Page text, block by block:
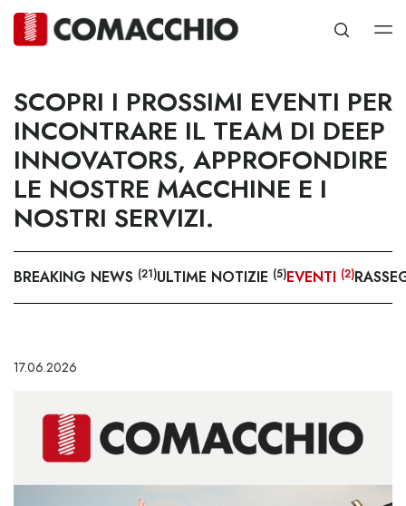
NEWS EVENTI
SCOPRI I PROSSIMI EVENTI PER
INCONTRARE IL TEAM DI DEEP
INNOVATORS, APPROFONDIRE
LE NOSTRE MACCHINE E I
NOSTRI SERVIZI.
BREAKING NEWS (21)ULTIME NOTIZIE (5)EVENTI (2)
17.06.2026